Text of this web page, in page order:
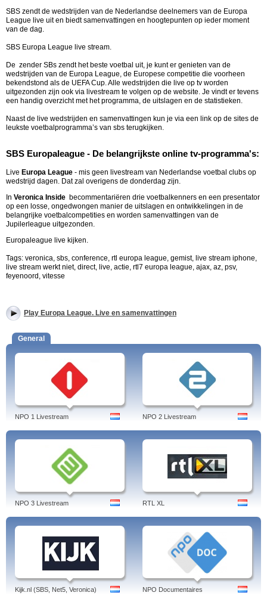
SBS zendt de wedstrijden van de Nederlandse deelnemers van de Europa
League live uit en biedt samenvattingen en hoogtepunten op ieder moment
van de dag.
SBS Europa League live stream.
De zender SBs zendt het beste voetbal uit, je kunt er genieten van de
wedstrijden van de Europa League, de Europese competitie die voorheen
bekendstond als de UEFA Cup. Alle wedstrijden die live op tv worden
uitgezonden zijn ook via livestream te volgen op de website. Je vindt er tevens
een handig overzicht met het programma, de uitslagen en de statistieken.
Naast de live wedstrijden en samenvattingen kun je via een link op de sites de
leukste voetbalprogramma’s van sbs terugkijken.
SBS Europaleague - De belangrijkste online tv-programma's:
Live Europa League - mis geen livestream van Nederlandse voetbal clubs op
wedstrijd dagen. Dat zal overigens de donderdag zijn.
In Veronica Inside becommentariëren drie voetbalkenners en een presentator
op een losse, ongedwongen manier de uitslagen en ontwikkelingen in de
belangrijke voetbalcompetities en worden samenvattingen van de
Jupilerleague uitgezonden.
Europaleague live kijken.
Tags: veronica, sbs, conference, rtl europa league, gemist, live stream iphone,
live stream werkt niet, direct, live, actie, rtl7 europa league, ajax, az, psv,
feyenoord, vitesse
Play Europa League. Live en samenvattingen
General
NPO 1 Livestream NPO 2 Livestream
NPO 3 Livestream RTL XL
Kijk.nl (SBS, Net5, Veronica) NPO Documentaires